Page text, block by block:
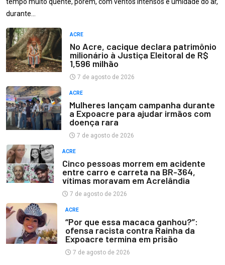
durante…
ACRE
No Acre, cacique declara patrimônio
milionário à Justiça Eleitoral de R$
1,596 milhão
7 de agosto de 2026
ACRE
Mulheres lançam campanha durante
a Expoacre para ajudar irmãos com
doença rara
7 de agosto de 2026
ACRE
Cinco pessoas morrem em acidente
entre carro e carreta na BR-364,
vítimas moravam em Acrelândia
7 de agosto de 2026
ACRE
“Por que essa macaca ganhou?”:
ofensa racista contra Rainha da
Expoacre termina em prisão
7 de agosto de 2026